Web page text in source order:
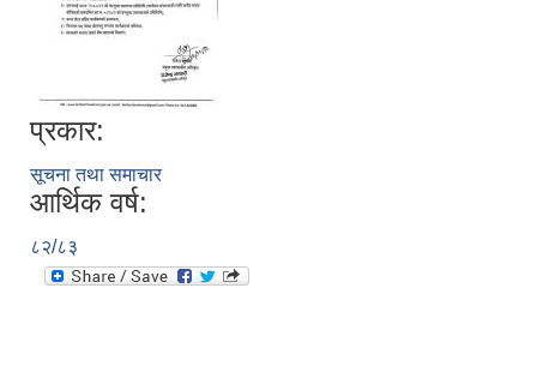
प्रकार:
सूचना तथा समाचार
आर्थिक वर्ष:
८२/८३